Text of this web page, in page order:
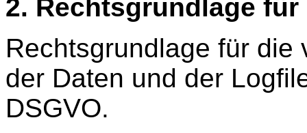
2. Rechtsgrundlage
Rechtsgrundlage für die
der Daten und der
DSGVO.